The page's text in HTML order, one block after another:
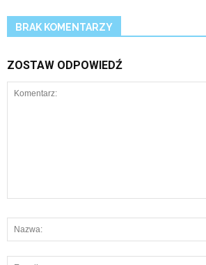
BRAK KOMENTARZY
ZOSTAW ODPOWIEDŹ